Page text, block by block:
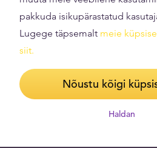
rahalise vääringuga füüsilise
viis mitmekesistada
muude finantsvaradega aitab
pakkuda isikupärastatud
Lugege täpsemalt meie
siit.
Nõustu kõigi
Haldan